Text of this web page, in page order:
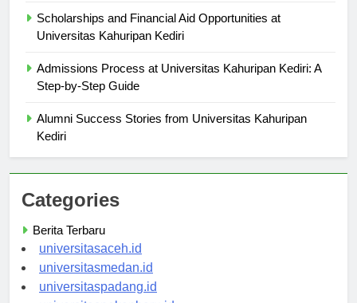
Scholarships and Financial Aid Opportunities at
Universitas Kahuripan Kediri
Admissions Process at Universitas Kahuripan Kediri: A
Step-by-Step Guide
Alumni Success Stories from Universitas Kahuripan
Kediri
Categories
Berita Terbaru
universitasaceh.id
universitasmedan.id
universitaspadang.id